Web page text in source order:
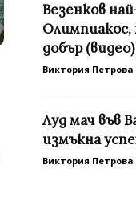
Везенков
Олимпиакос,
добър (видео)
Виктория Петрова
Луд мач във
измъкна
Виктория Петрова